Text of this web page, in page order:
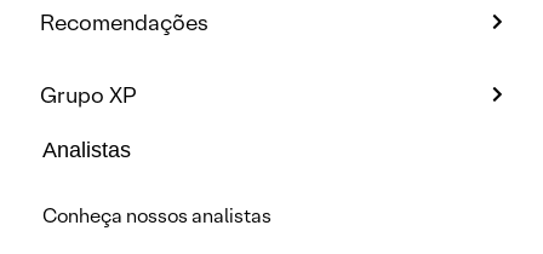
Recomendações
Grupo XP
Analistas
Conheça nossos analistas